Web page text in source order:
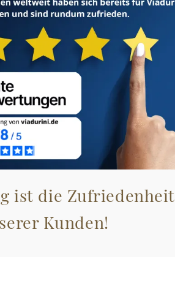
ist die Zufriedenheit
Kunden!